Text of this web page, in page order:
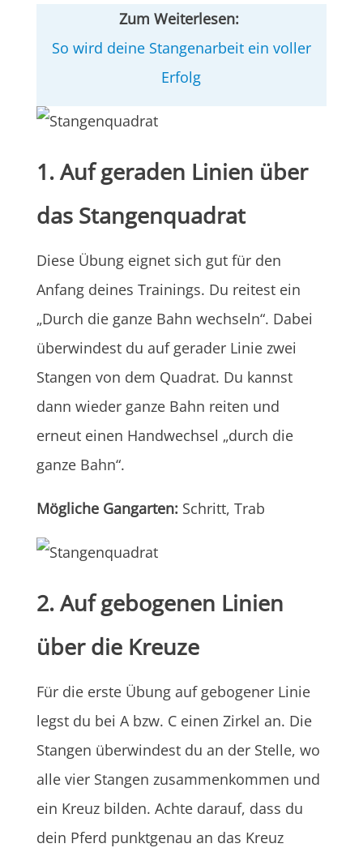
Zum Weiterlesen:
So wird deine Stangenarbeit ein voller
Erfolg
1. Auf geraden Linien über
das Stangenquadrat
Diese Übung eignet sich gut für den
Anfang deines Trainings. Du reitest ein
„Durch die ganze Bahn wechseln“. Dabei
überwindest du auf gerader Linie zwei
Stangen von dem Quadrat. Du kannst
dann wieder ganze Bahn reiten und
erneut einen Handwechsel „durch die
ganze Bahn“.
Mögliche Gangarten: Schritt, Trab
2. Auf gebogenen Linien
über die Kreuze
Für die erste Übung auf gebogener Linie
legst du bei A bzw. C einen Zirkel an. Die
Stangen überwindest du an der Stelle, wo
alle vier Stangen zusammenkommen und
ein Kreuz bilden. Achte darauf, dass du
dein Pferd punktgenau an das Kreuz